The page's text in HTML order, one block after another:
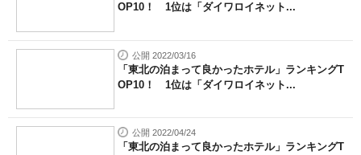
OP10！ 1位は「ダイワロイネット...
公開 2022/03/16
「東北の泊まって良かったホテル」ランキングT
OP10！ 1位は「ダイワロイネット...
公開 2022/04/24
「東北の泊まって良かったホテル」ランキングT